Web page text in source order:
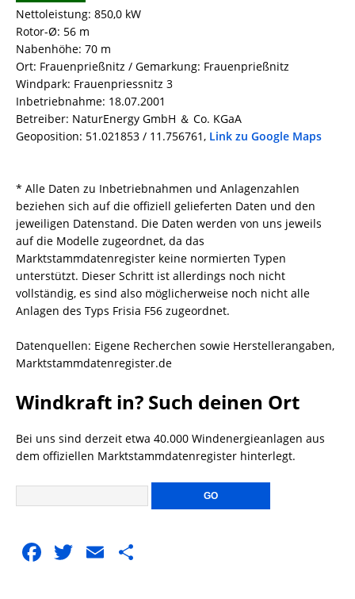
Nettoleistung: 850,0 kW
Rotor-Ø: 56 m
Nabenhöhe: 70 m
Ort: Frauenprießnitz / Gemarkung: Frauenprießnitz
Windpark: Frauenpriessnitz 3
Inbetriebnahme: 18.07.2001
Betreiber: NaturEnergy GmbH ＆ Co. KGaA
Geoposition: 51.021853 / 11.756761, Link zu Google Maps
* Alle Daten zu Inbetriebnahmen und Anlagenzahlen
beziehen sich auf die offiziell gelieferten Daten und den
jeweiligen Datenstand. Die Daten werden von uns jeweils
auf die Modelle zugeordnet, da das
Marktstammdatenregister keine normierten Typen
unterstützt. Dieser Schritt ist allerdings noch nicht
vollständig, es sind also möglicherweise noch nicht alle
Anlagen des Typs Frisia F56 zugeordnet.
Datenquellen: Eigene Recherchen sowie Herstellerangaben,
Marktstammdatenregister.de
Windkraft in? Such deinen Ort
Bei uns sind derzeit etwa 40.000 Windenergieanlagen aus
dem offiziellen Marktstammdatenregister hinterlegt.
F T E